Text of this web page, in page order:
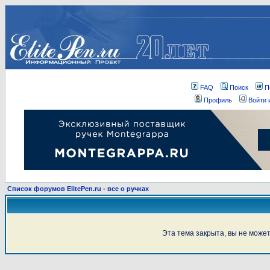
FAQ Поиск
Профиль
Войти
Список форумов ElitePen.ru - все о ручках
Эта тема закрыта, вы не